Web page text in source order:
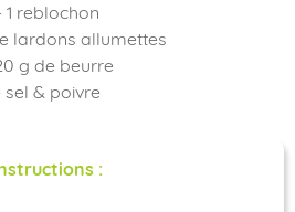
1 reblochon
lardons allumettes
g de beurre
sel & poivre
: